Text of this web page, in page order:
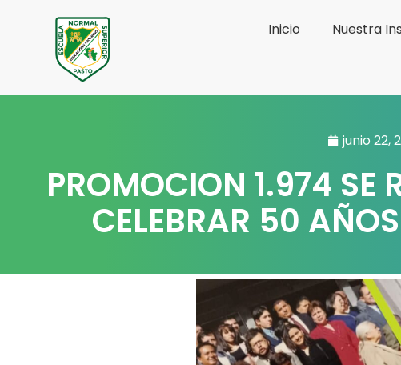
contenido
Inicio Nuestra
junio 22,
PROMOCION 1.974 SE
CELEBRAR 50